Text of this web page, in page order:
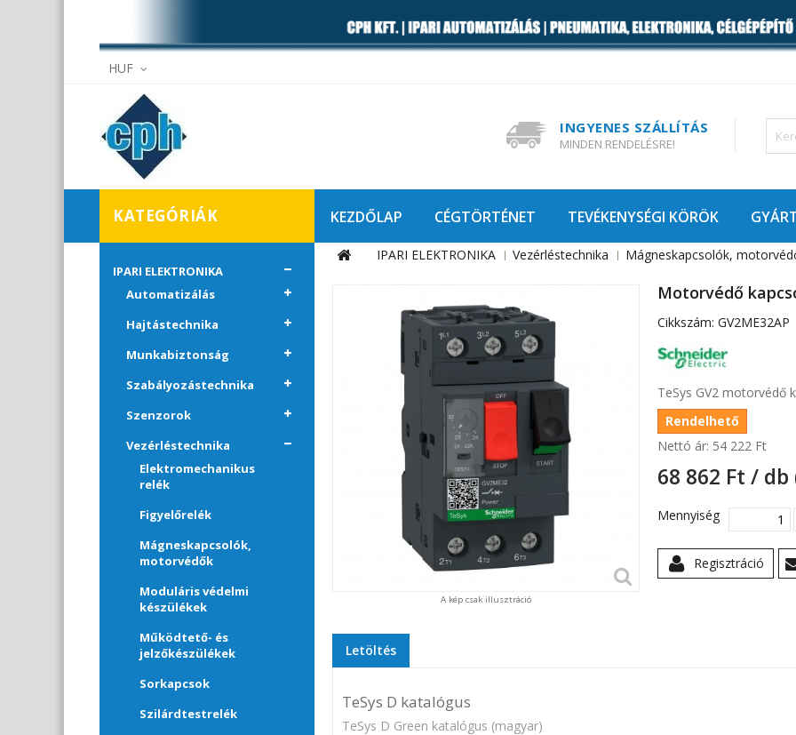
HUF
INGYENES SZÁLLÍTÁS
MINDEN RENDELÉSRE!
KEZDŐLAP CÉGTÖRTÉNET TEVÉKENYSÉGI KÖRÖK
KATEGÓRIÁK
IPARI ELEKTRONIKA
Automatizálás
Hajtástechnika
Munkabiztonság
Szabályozástechnika
Szenzorok
Vezérléstechnika
Elektromechanikus
relék
Figyelőrelék
Mágneskapcsolók,
motorvédők
Moduláris védelmi
készülékek
Működtető- és
jelzőkészülékek
Sorkapcsok
Szilárdtestrelék
IPARI ELEKTRONIKA Vezérléstechnika Mágneskapcsolók,
A kép csak illusztráció
Motorvédő
Cikkszám: GV2ME32AP
TeSys GV2 motorvédő
Rendelhető
Nettó ár: 54 222 Ft‎
68 862 Ft‎ / db
Mennyiség
Regisztráció
Letöltés
TeSys D katalógus
TeSys D Green katalógus (magyar)